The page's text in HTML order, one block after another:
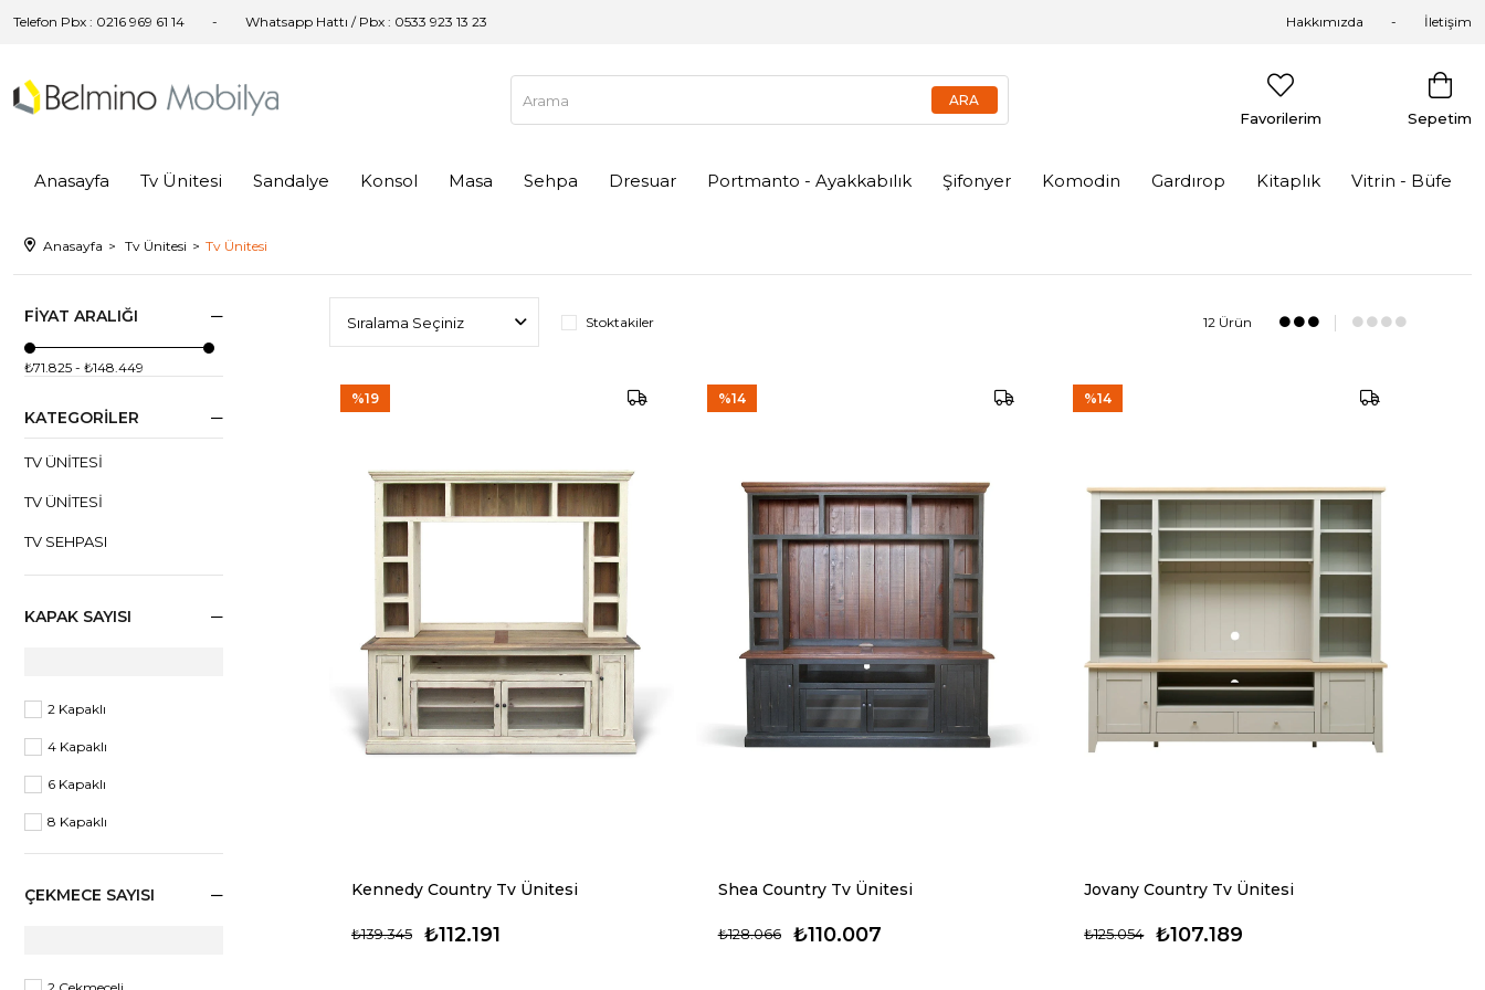
Telefon Pbx : 0216 969 61 14 Whatsapp Hattı / Pbx : 0533 923 13 23 Hakkımızda İletişim
Sepetim
Favorilerim
Anasayfa Tv Ünitesi Sandalye Konsol Masa Sehpa Dresuar Portmanto - Ayakkabılık Şifonyer Komodin Gardırop Kitaplık Vitrin - Büfe
Anasayfa Tv Ünitesi Tv Ünitesi
FIYAT ARALIĞI
₺71.825 - ₺148.449
KATEGORILER
TV ÜNITESI
TV ÜNITESI
TV SEHPASI
KAPAK SAYISI
2 Kapaklı
4 Kapaklı
6 Kapaklı
8 Kapaklı
ÇEKMECE SAYISI
Stoktakiler 12 Ürün
Kennedy Country Tv Ünitesi
₺112.191
₺139.345
%19
Shea Country Tv Ünitesi
₺110.007
₺128.066
%14
Jovany Country Tv Ünitesi
₺107.189
₺125.054
%14